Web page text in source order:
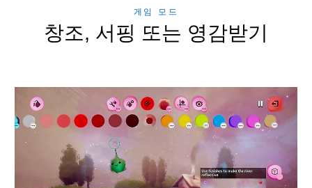
게임 모드
창조, 서핑 또는 영감받기